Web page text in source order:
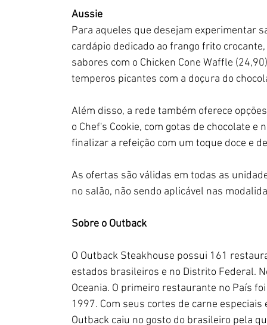
Aussie
Para aqueles que desejam experimentar
cardápio dedicado ao frango frito
sabores com o Chicken Cone Waffle
temperos picantes com a doçura do
Além disso, a rede também oferece
o Chef's Cookie, com gotas de chocolate
finalizar a refeição com um toque doce e
As ofertas são válidas em todas as
no salão, não sendo aplicável nas
Sobre o Outback
O Outback Steakhouse possui 161
estados brasileiros e no Distrito Federal.
Oceania. O primeiro restaurante no País
1997. Com seus cortes de carne
Outback caiu no gosto do brasileiro pela